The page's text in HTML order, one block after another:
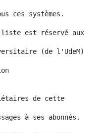
ces systèmes.
liste est réservé aux
(de l'UdeM)
de cette
à ses abonnés.